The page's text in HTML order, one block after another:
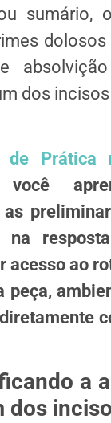
sumário,
dos
de Prática
na
acesso ao
peça,
a
dos